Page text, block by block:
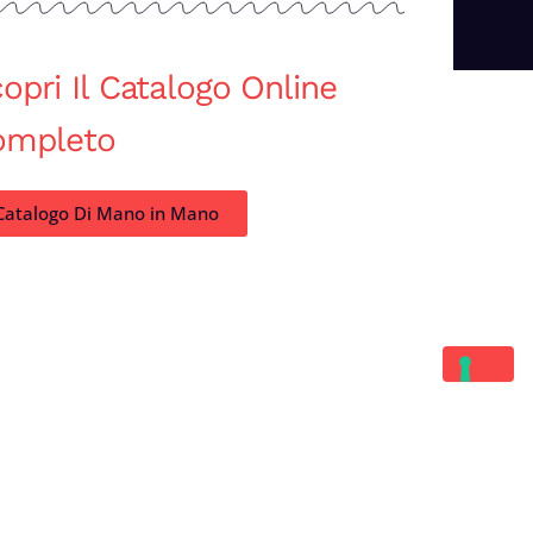
Il Catalogo Online
Di Mano in Mano